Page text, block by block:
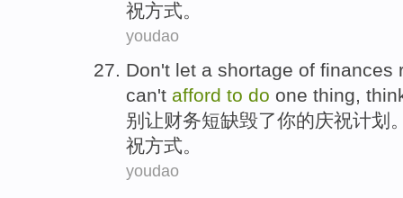
祝方式。
youdao
Don't let a shortage of finances
can't afford to do one thing,
别 让财务短缺毁了你的庆祝计划
祝方式。
youdao